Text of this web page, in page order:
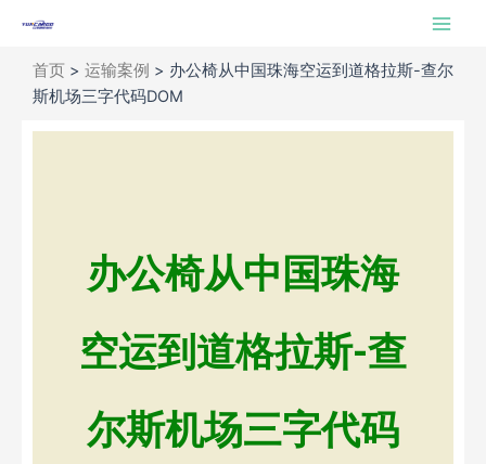
Main
首页 > 运输案例 > 办公椅从中国珠海空运到道格拉斯-查尔
斯机场三字代码DOM
办公椅从中国珠海
空运到道格拉斯-查
尔斯机场三字代码